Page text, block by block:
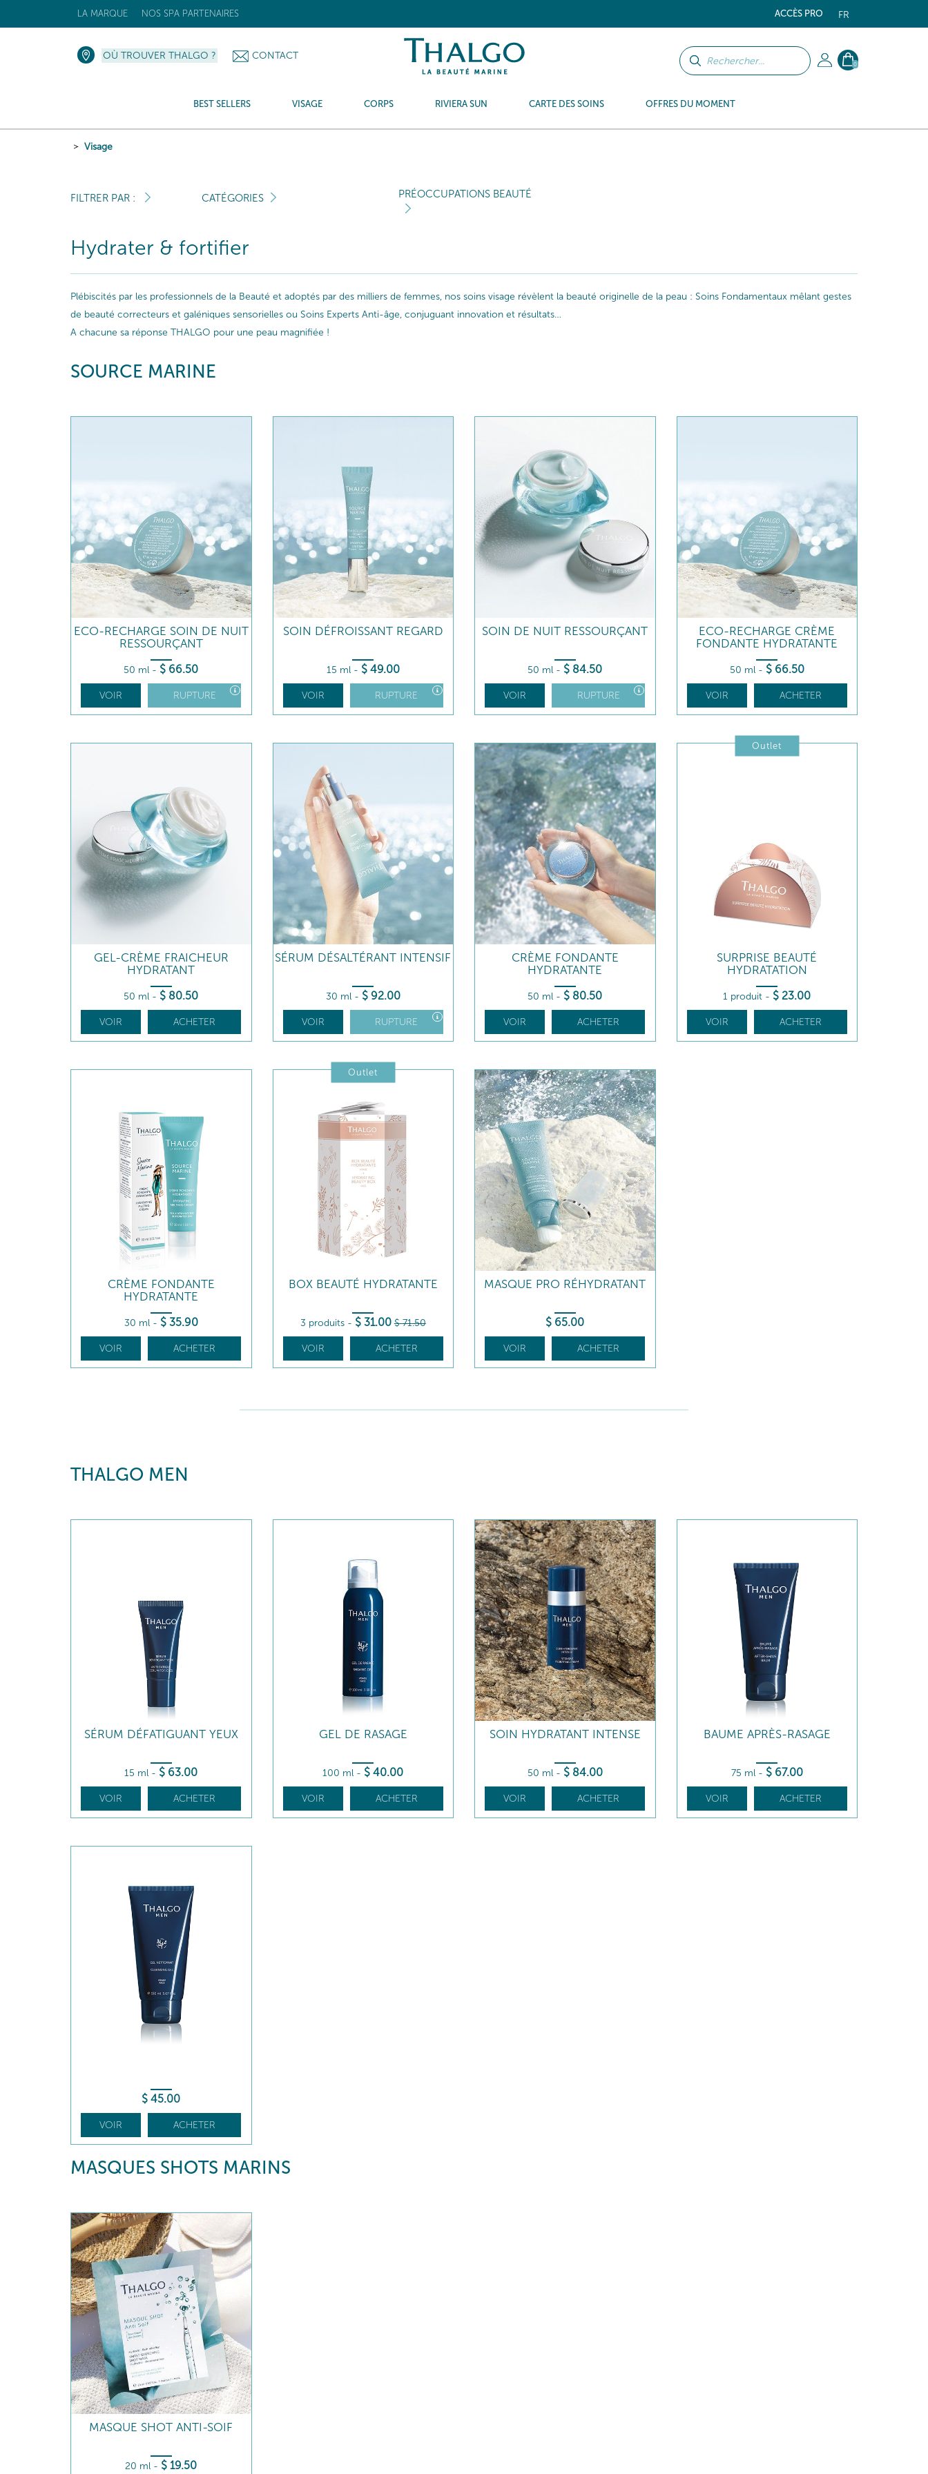
FR
ACCÈS PRO
LA MARQUE NOS SPA PARTENAIRES
0
OÙ TROUVER THALGO ? CONTACT
BEST SELLERS VISAGE CORPS RIVIERA SUN CARTE DES SOINS OFFRES DU MOMENT
Visage
FILTRER PAR : CATÉGORIES PRÉOCCUPATIONS BEAUTÉ
Hydrater & fortifier
Plébiscités par les professionnels de la Beauté et adoptés par des milliers de femmes, nos soins visage révèlent la beauté originelle de la peau : Soins Fondamentaux mêlant gestes
de beauté correcteurs et galéniques sensorielles ou Soins Experts Anti-âge, conjuguant innovation et résultats…
A chacune sa réponse THALGO pour une peau magnifiée !
SOURCE MARINE
ECO-RECHARGE SOIN DE NUIT
RESSOURÇANT
50 ml - $ 66.50
VOIR RUPTURE
SOIN DÉFROISSANT REGARD
15 ml - $ 49.00
VOIR RUPTURE
SOIN DE NUIT RESSOURÇANT
50 ml - $ 84.50
VOIR RUPTURE
ECO-RECHARGE CRÈME
FONDANTE HYDRATANTE
50 ml - $ 66.50
VOIR ACHETER
GEL-CRÈME FRAICHEUR
HYDRATANT
50 ml - $ 80.50
VOIR ACHETER
SÉRUM DÉSALTÉRANT INTENSIF
30 ml - $ 92.00
VOIR RUPTURE
CRÈME FONDANTE
HYDRATANTE
50 ml - $ 80.50
VOIR ACHETER
Outlet
SURPRISE BEAUTÉ
HYDRATATION
1 produit - $ 23.00
VOIR ACHETER
CRÈME FONDANTE
HYDRATANTE
30 ml - $ 35.90
VOIR ACHETER
Outlet
BOX BEAUTÉ HYDRATANTE
3 produits - $ 31.00 $ 71.50
VOIR ACHETER
MASQUE PRO RÉHYDRATANT
$ 65.00
VOIR ACHETER
THALGO MEN
SÉRUM DÉFATIGUANT YEUX
15 ml - $ 63.00
VOIR ACHETER
GEL DE RASAGE
100 ml - $ 40.00
VOIR ACHETER
SOIN HYDRATANT INTENSE
50 ml - $ 84.00
VOIR ACHETER
BAUME APRÈS-RASAGE
75 ml - $ 67.00
VOIR ACHETER
$ 45.00
VOIR ACHETER
MASQUES SHOTS MARINS
MASQUE SHOT ANTI-SOIF
20 ml - $ 19.50